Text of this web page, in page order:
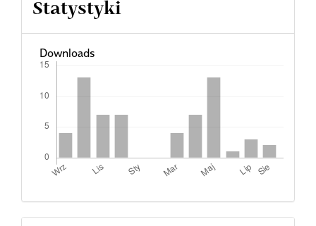
Statystyki
Downloads